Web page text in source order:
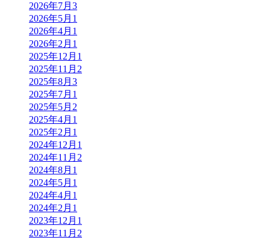
2026年7月 3
2026年5月 1
2026年4月 1
2026年2月 1
2025年12月 1
2025年11月 2
2025年8月 3
2025年7月 1
2025年5月 2
2025年4月 1
2025年2月 1
2024年12月 1
2024年11月 2
2024年8月 1
2024年5月 1
2024年4月 1
2024年2月 1
2023年12月 1
2023年11月 2